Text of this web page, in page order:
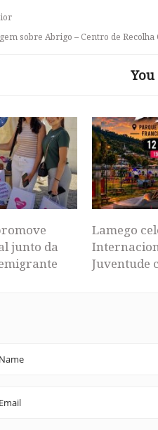
sobre Abrigo – Centro de Recolha
junto da
Lamego
Juventude